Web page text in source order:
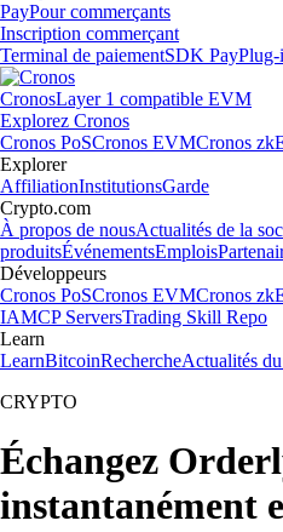
PayPour commerçants
Inscription commerçant
Terminal de paiementSDK PayPlug-
CronosLayer 1 compatible EVM
Explorez Cronos
Cronos PoSCronos EVMCronos
Explorer
AffiliationInstitutionsGarde
Crypto.com
À propos de nousActualités de la
produitsÉvénementsEmplois
Développeurs
Cronos PoSCronos EVMCronos
IAMCP ServersTrading Skill Repo
Learn
LearnBitcoinRechercheActualités
CRYPTO
Échangez
instantanément